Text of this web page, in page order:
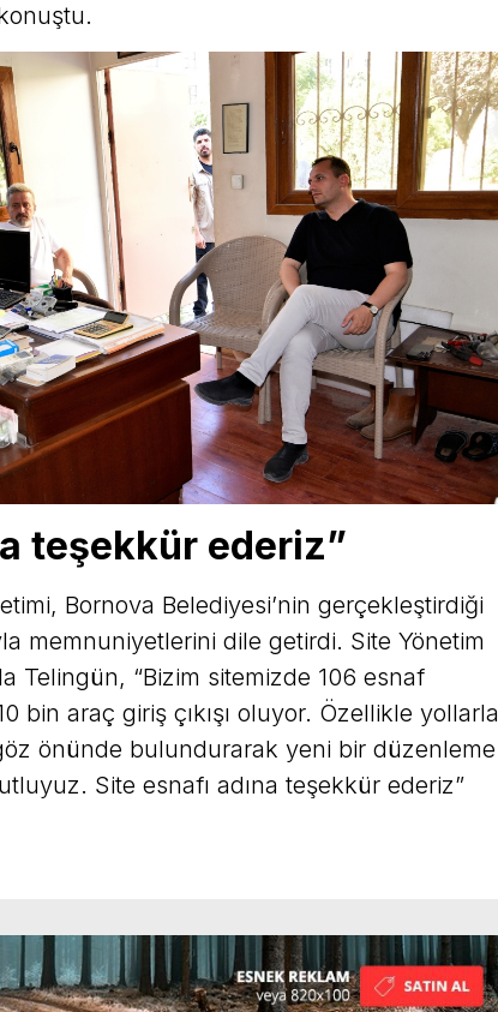
teşekkür ederiz”
Bornova Belediyesi’nin gerçekleştirdiği
memnuniyetlerini dile getirdi. Site Yönetim
Telingün, “Bizim sitemizde 106 esnaf
bin araç giriş çıkışı oluyor. Özellikle yollarla
önünde bulundurarak yeni bir düzenleme
Site esnafı adına teşekkür ederiz”